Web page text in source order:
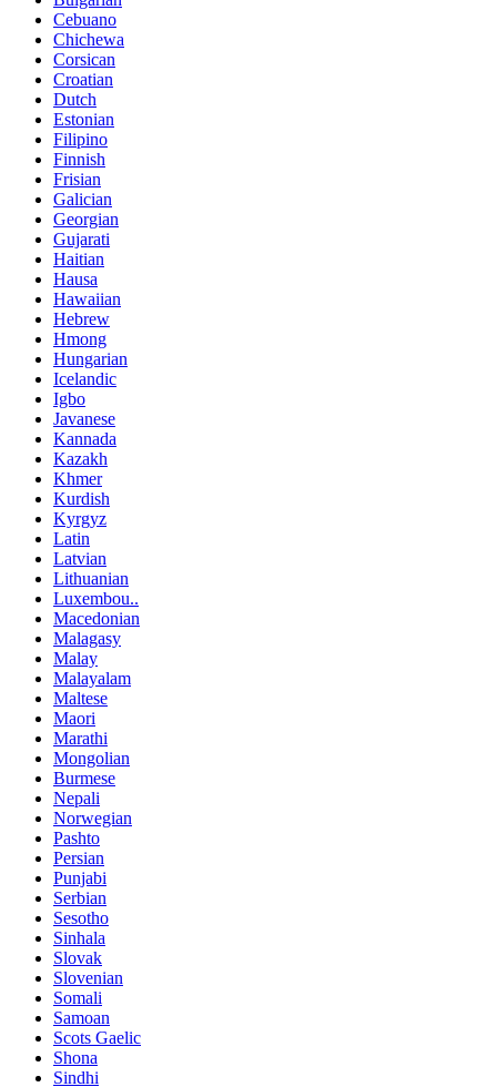
Cebuano
Chichewa
Corsican
Croatian
Dutch
Estonian
Filipino
Finnish
Frisian
Galician
Georgian
Gujarati
Haitian
Hausa
Hawaiian
Hebrew
Hmong
Hungarian
Icelandic
Igbo
Javanese
Kannada
Kazakh
Khmer
Kurdish
Kyrgyz
Latin
Latvian
Lithuanian
Luxembou..
Macedonian
Malagasy
Malay
Malayalam
Maltese
Maori
Marathi
Mongolian
Burmese
Nepali
Norwegian
Pashto
Persian
Punjabi
Serbian
Sesotho
Sinhala
Slovak
Slovenian
Somali
Samoan
Scots Gaelic
Shona
Sindhi